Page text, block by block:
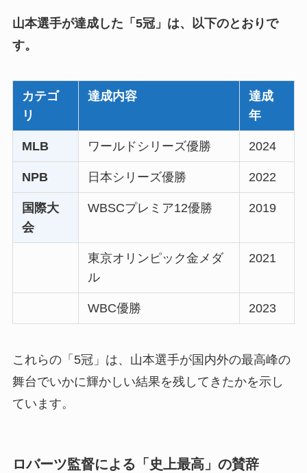
山本選手が達成した「5冠」は、以下のとおりで
す。
カテゴ
リ
達成内容
達成
年
MLB ワールドシリーズ優勝 2024
NPB 日本シリーズ優勝 2022
国際大
会
WBSCプレミア12優勝 2019
東京オリンピック金メダ
ル
2021
WBC優勝 2023
これらの「5冠」は、山本選手が国内外の最高峰の
舞台でいかに輝かしい結果を残してきたかを示し
ています。
ロバーツ監督による「史上最高」の賛辞